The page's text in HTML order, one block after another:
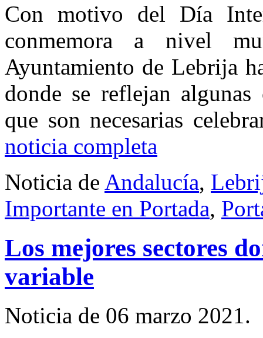
Con motivo del Día
conmemora a nivel
Ayuntamiento de Lebrija
donde se reflejan
que son necesarias
noticia completa
Noticia de Andalucía,
Importante en Portada,
Los mejores sectores
variable
Noticia de 06 marzo 2021.